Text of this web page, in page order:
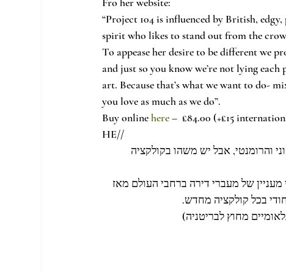
“Project 104 is influenced by British,
spirit who likes to stand out from the
To appease her desire to be different we
and just so you know we’re not lying
art. Because that’s what we want to do-
you love as much as we do”.
Buy online here –  £84.00 (+£15
HE//
והרומנטי, אבל יש משהו בקולקציה
די מעניין של מעברי דירה ברחבי העולם מאז
בכל קולקציה מחדש.